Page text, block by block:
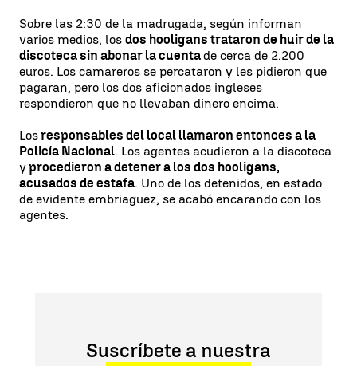
Sobre las 2:30 de la madrugada, según informan
varios medios, los dos hooligans trataron de huir de la
discoteca sin abonar la cuentade cerca de 2.200
euros. Los camareros se percataron y les pidieron que
pagaran, pero los dos aficionados ingleses
respondieron que no llevaban dinero encima.
Losresponsables del local llamaron entonces a la
Policía Nacional. Los agentes acudieron a la discoteca
yprocedieron a detener a los dos hooligans,
acusados de estafa. Uno de los detenidos, en estado
de evidente embriaguez, se acabó encarando con los
agentes.
Suscríbete a nuestra